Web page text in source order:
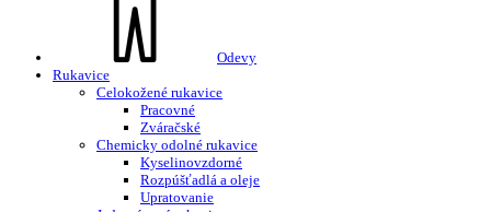
Odevy
Rukavice
Celokožené rukavice
Pracovné
Zváračské
Chemicky odolné rukavice
Kyselinovzdorné
Rozpúšťadlá a oleje
Upratovanie